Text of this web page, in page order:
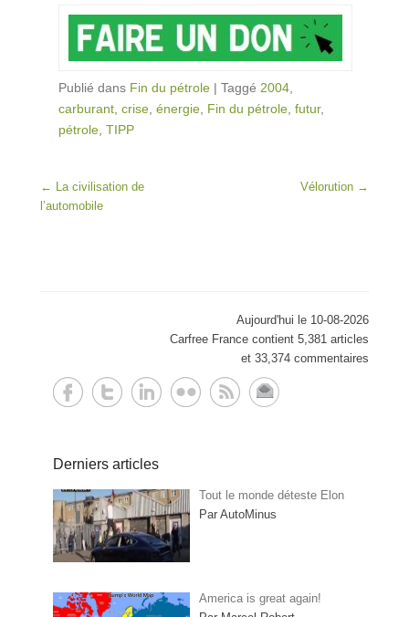
Publié dans Fin du pétrole | Taggé 2004
carburant crise énergie Fin du pétrole futur,
pétrole TIPP
Post navigation
← La civilisation de
l’automobile
Vélorution →
Aujourd'hui le 10-08-2026
Carfree France contient 5,381 articles
et 33,374 commentaires
Derniers articles
Tout le monde déteste Elon
Par AutoMinus
America is great again!